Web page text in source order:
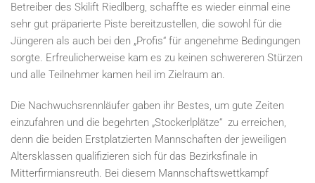
Betreiber des Skilift Riedlberg, schaffte es wieder einmal eine
sehr gut präparierte Piste bereitzustellen, die sowohl für die
Jüngeren als auch bei den „Profis“ für angenehme Bedingungen
sorgte. Erfreulicherweise kam es zu keinen schwereren Stürzen
und alle Teilnehmer kamen heil im Zielraum an.
Die Nachwuchsrennläufer gaben ihr Bestes, um gute Zeiten
einzufahren und die begehrten „Stockerlplätze“ zu erreichen,
denn die beiden Erstplatzierten Mannschaften der jeweiligen
Altersklassen qualifizieren sich für das Bezirksfinale in
Mitterfirmiansreuth. Bei diesem Mannschaftswettkampf